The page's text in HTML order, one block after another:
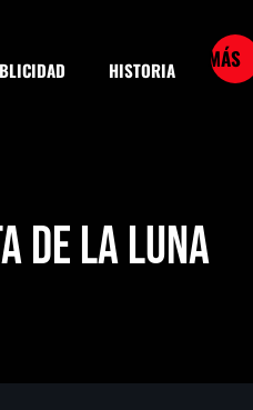
HISTORIA
de la Luna